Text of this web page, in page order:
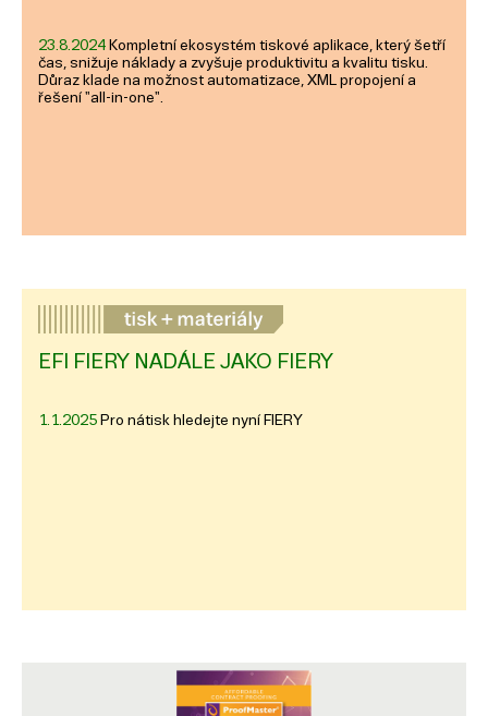
23.8.2024 Kompletní ekosystém tiskové aplikace, který šetří
čas, snižuje náklady a zvyšuje produktivitu a kvalitu tisku.
Důraz klade na možnost automatizace, XML propojení a
řešení "all-in-one".
EFI FIERY NADÁLE JAKO FIERY
1.1.2025 Pro nátisk hledejte nyní FIERY